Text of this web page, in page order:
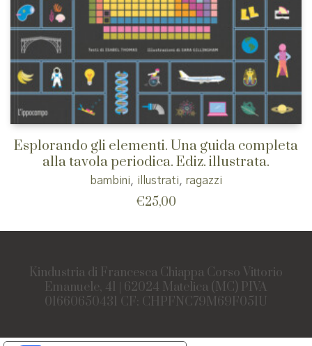
Esplorando gli elementi. Una guida completa
alla tavola periodica. Ediz. illustrata.
bambini, illustrati, ragazzi
€25,00
Kindustria di Francesca Chiappa Corso Vittorio
Emanuele, 41 | 62024 Matelica (MC) PIVA
01660650431 CF: CHPFNC79M69F051U